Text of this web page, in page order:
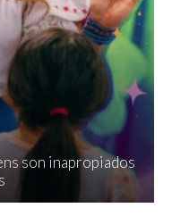
son inapropiados